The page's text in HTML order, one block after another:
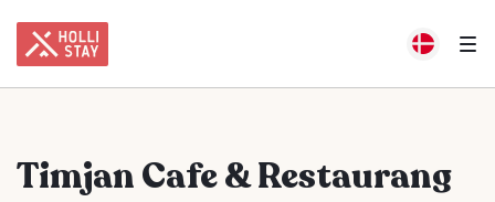
Timjan Cafe & Restaurang